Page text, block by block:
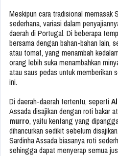
Meskipun cara tradisional memasak
sederhana, variasi dalam
daerah di Portugal. Di beberapa
bersama dengan bahan-bahan lain,
atau tomat, yang menambah
orang lebih suka menambahkan
atau saus pedas untuk memberikan
ini.
Di daerah-daerah tertentu, seperti
Assada disajikan dengan roti bakar
murro, yaitu kentang yang
dihancurkan sedikit sebelum
Sardinha Assada biasanya roti
sehingga dapat menyerap semua